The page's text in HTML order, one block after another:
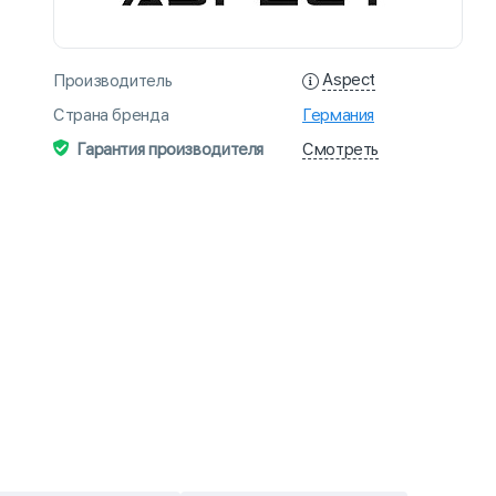
Производитель
Aspect
Страна бренда
Германия
Гарантия производителя
Смотреть